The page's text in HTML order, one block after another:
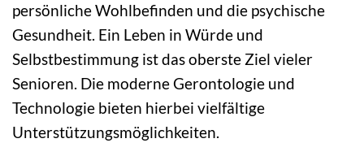
persönliche Wohlbefinden und die psychische
Gesundheit. Ein Leben in Würde und
Selbstbestimmung ist das oberste Ziel vieler
Senioren. Die moderne Gerontologie und
Technologie bieten hierbei vielfältige
Unterstützungsmöglichkeiten.